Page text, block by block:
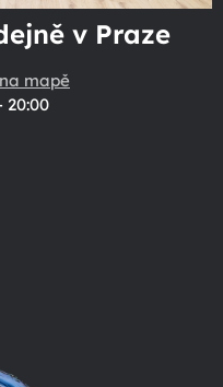
v Praze
mapě
20:00